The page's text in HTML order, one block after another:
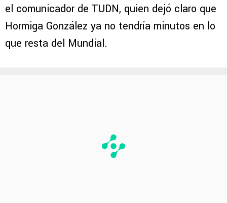
el comunicador de TUDN, quien dejó claro que
Hormiga González ya no tendría minutos en lo
que resta del Mundial.